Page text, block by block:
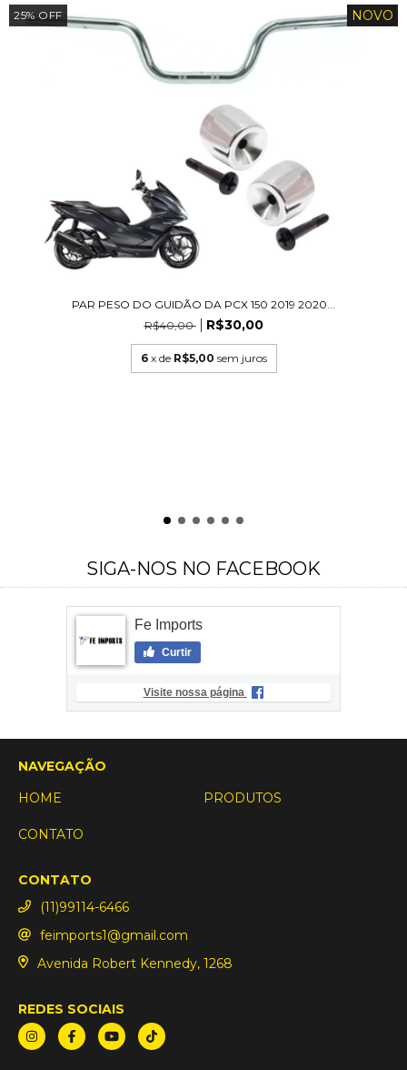
25% OFF NOVO
PAR PESO DO GUIDÃO DA PCX 150 2019 2020...
R$40,00
R$30,00
6 x de R$5,00 sem juros
SIGA-NOS NO FACEBOOK
Fe Imports
Curtir
Visite nossa página
NAVEGAÇÃO
HOME
PRODUTOS
CONTATO
CONTATO
(11)99114-6466
feimports1@gmail.com
Avenida Robert Kennedy, 1268
REDES SOCIAIS